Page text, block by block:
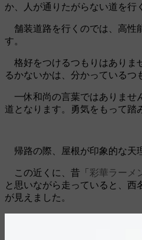
か、人が通りたがらない道を行
舗装道路を行くのでは、高性
す。
格好をつけるつもりはありま
るかないかは、分かっているつ
一休和尚の言葉ではありませ
道となります。勇気をもって踏
帰路の際、屋根が印象的な天
この近くに、昔「 彩華ラーメ
と思いながら走っていると、西
が見えました。